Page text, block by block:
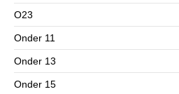
O23
Onder 11
Onder 13
Onder 15